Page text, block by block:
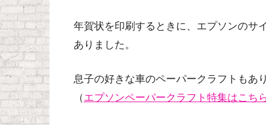
年賀状を印刷するときに、 エプソンのサ
ありました。
息子の好きな車のペーパークラフトもあ
（エプソンペーパークラフト特集はこち